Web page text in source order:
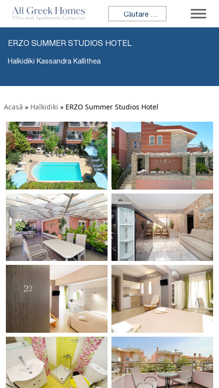
Caută:
ERZO SUMMER STUDIOS HOTEL
Halkidiki Kassandra Kallithea
Acasă » Halkidiki » ERZO Summer Studios Hotel